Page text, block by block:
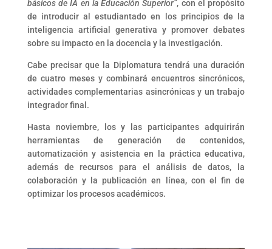
básicos de IA en la Educación Superior”, con el propósito
de introducir al estudiantado en los principios de la
inteligencia artificial generativa y promover debates
sobre su impacto en la docencia y la investigación.
Cabe precisar que la Diplomatura tendrá una duración
de cuatro meses y combinará encuentros sincrónicos,
actividades complementarias asincrónicas y un trabajo
integrador final.
Hasta noviembre, los y las participantes adquirirán
herramientas de generación de contenidos,
automatización y asistencia en la práctica educativa,
además de recursos para el análisis de datos, la
colaboración y la publicación en línea, con el fin de
optimizar los procesos académicos.